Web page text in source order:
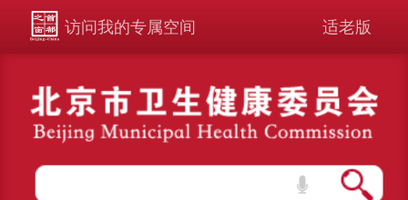
访问我的专属空间 适老版